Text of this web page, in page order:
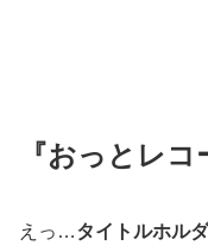
『おっとレコ
えっ…タイトルホル